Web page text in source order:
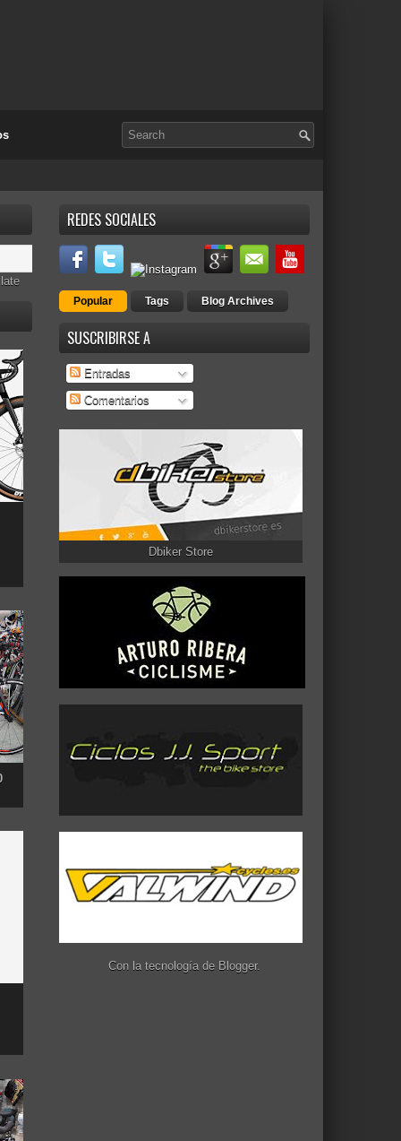
REDES SOCIALES
Popular Tags Blog Archives
SUSCRIBIRSE A
Entradas
Comentarios
Dbiker Store
Con la tecnología de Blogger.